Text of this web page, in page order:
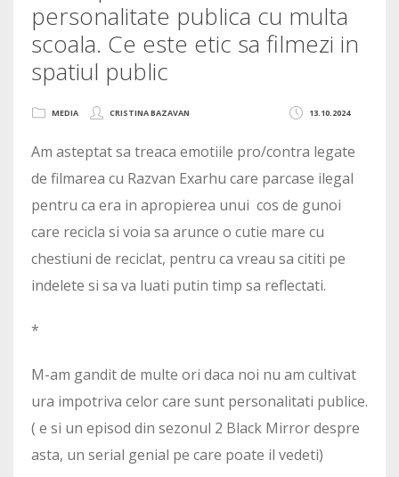
personalitate publica cu multa
scoala. Ce este etic sa filmezi in
spatiul public
13.10.2024
MEDIA CRISTINA BAZAVAN
Am asteptat sa treaca emotiile pro/contra legate
de filmarea cu Razvan Exarhu care parcase ilegal
pentru ca era in apropierea unui cos de gunoi
care recicla si voia sa arunce o cutie mare cu
chestiuni de reciclat, pentru ca vreau sa cititi pe
indelete si sa va luati putin timp sa reflectati.
*
M-am gandit de multe ori daca noi nu am cultivat
ura impotriva celor care sunt personalitati publice.
( e si un episod din sezonul 2 Black Mirror despre
asta, un serial genial pe care poate il vedeti)